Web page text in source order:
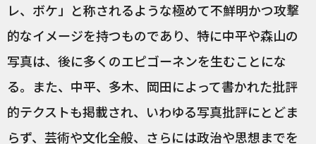
レ、ボケ」と称されるような極めて不鮮明かつ攻撃
的なイメージを持つものであり、特に中平や森山の
写真は、後に多くのエピゴーネンを生むことにな
る。また、中平、多木、岡田によって書かれた批評
的テクストも掲載され、いわゆる写真批評にとどま
らず、芸術や文化全般、さらには政治や思想までを